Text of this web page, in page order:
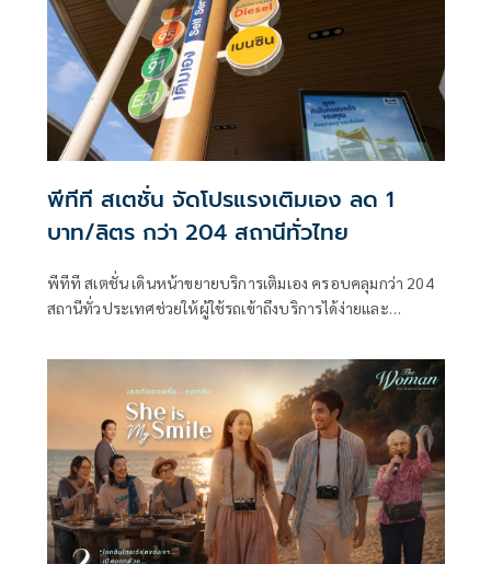
สว่าง ผ่านพ้นช่วงเวลาอันยากลำบาก ก่อนจะกลับมาเข้าใจ และ
ร่วมกันสานฝันที่จะส่งมอบรอยยิ้มนั้นไปสู่ผู้คน เพื่อสร้างพลัง
และแรงบันดาลใจให้ทุกชีวิตได้ก้าวต่อไปอย่างมีความสุข
พีทีที สเตชั่น จัดโปรแรงเติมเอง ลด 1
บาท/ลิตร กว่า 204 สถานีทั่วไทย
พีทีที สเตชั่น เดินหน้าขยายบริการเติมเอง ครอบคลุมกว่า 204
สถานีทั่วประเทศช่วยให้ผู้ใช้รถเข้าถึงบริการได้ง่ายและ
เวลาเร่งด่วน